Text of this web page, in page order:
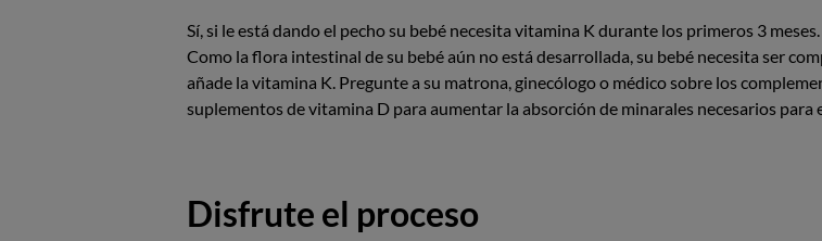
Sí, si le está dando el pecho su bebé necesita vitamina K durante los primeros 3
Como la flora intestinal de su bebé aún no está desarrollada, su bebé necesita ser
añade la vitamina K. Pregunte a su matrona, ginecólogo o médico sobre los
suplementos de vitamina D para aumentar la absorción de minarales necesarios para
Disfrute el proceso